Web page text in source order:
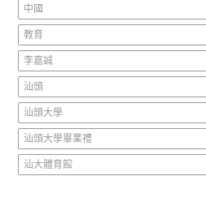
中國
教育
李嘉誠
汕頭
汕頭大學
汕頭大學畢業禮
汕大體育館